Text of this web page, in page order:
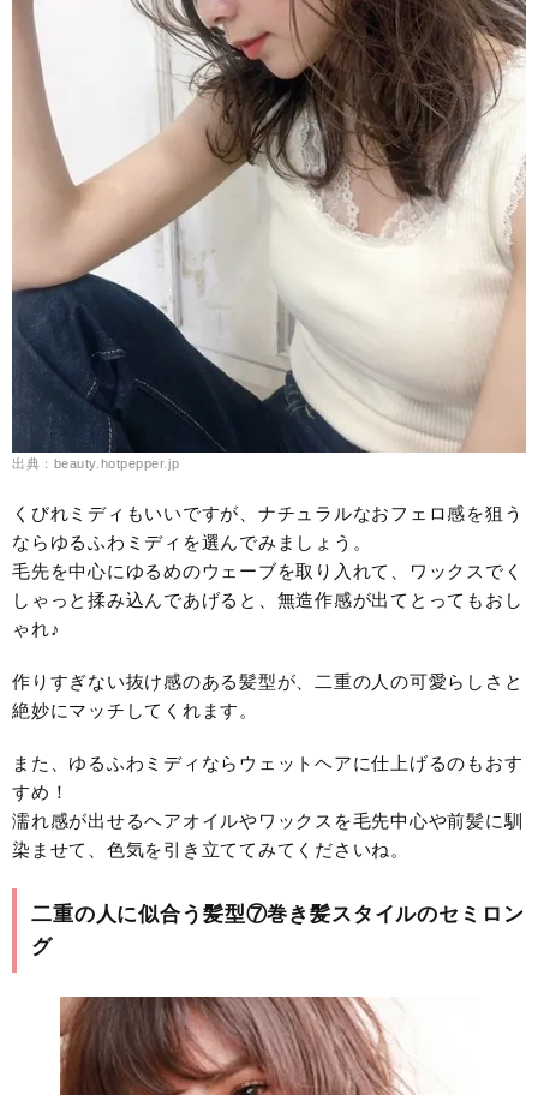
出典：beauty.hotpepper.jp
くびれミディもいいですが、ナチュラルなおフェロ感を狙う
ならゆるふわミディを選んでみましょう。
毛先を中心にゆるめのウェーブを取り入れて、ワックスでく
しゃっと揉み込んであげると、無造作感が出てとってもおし
ゃれ♪
作りすぎない抜け感のある髪型が、二重の人の可愛らしさと
絶妙にマッチしてくれます。
また、ゆるふわミディならウェットヘアに仕上げるのもおす
すめ！
濡れ感が出せるヘアオイルやワックスを毛先中心や前髪に馴
染ませて、色気を引き立ててみてくださいね。
二重の人に似合う髪型⑦巻き髪スタイルのセミロン
グ